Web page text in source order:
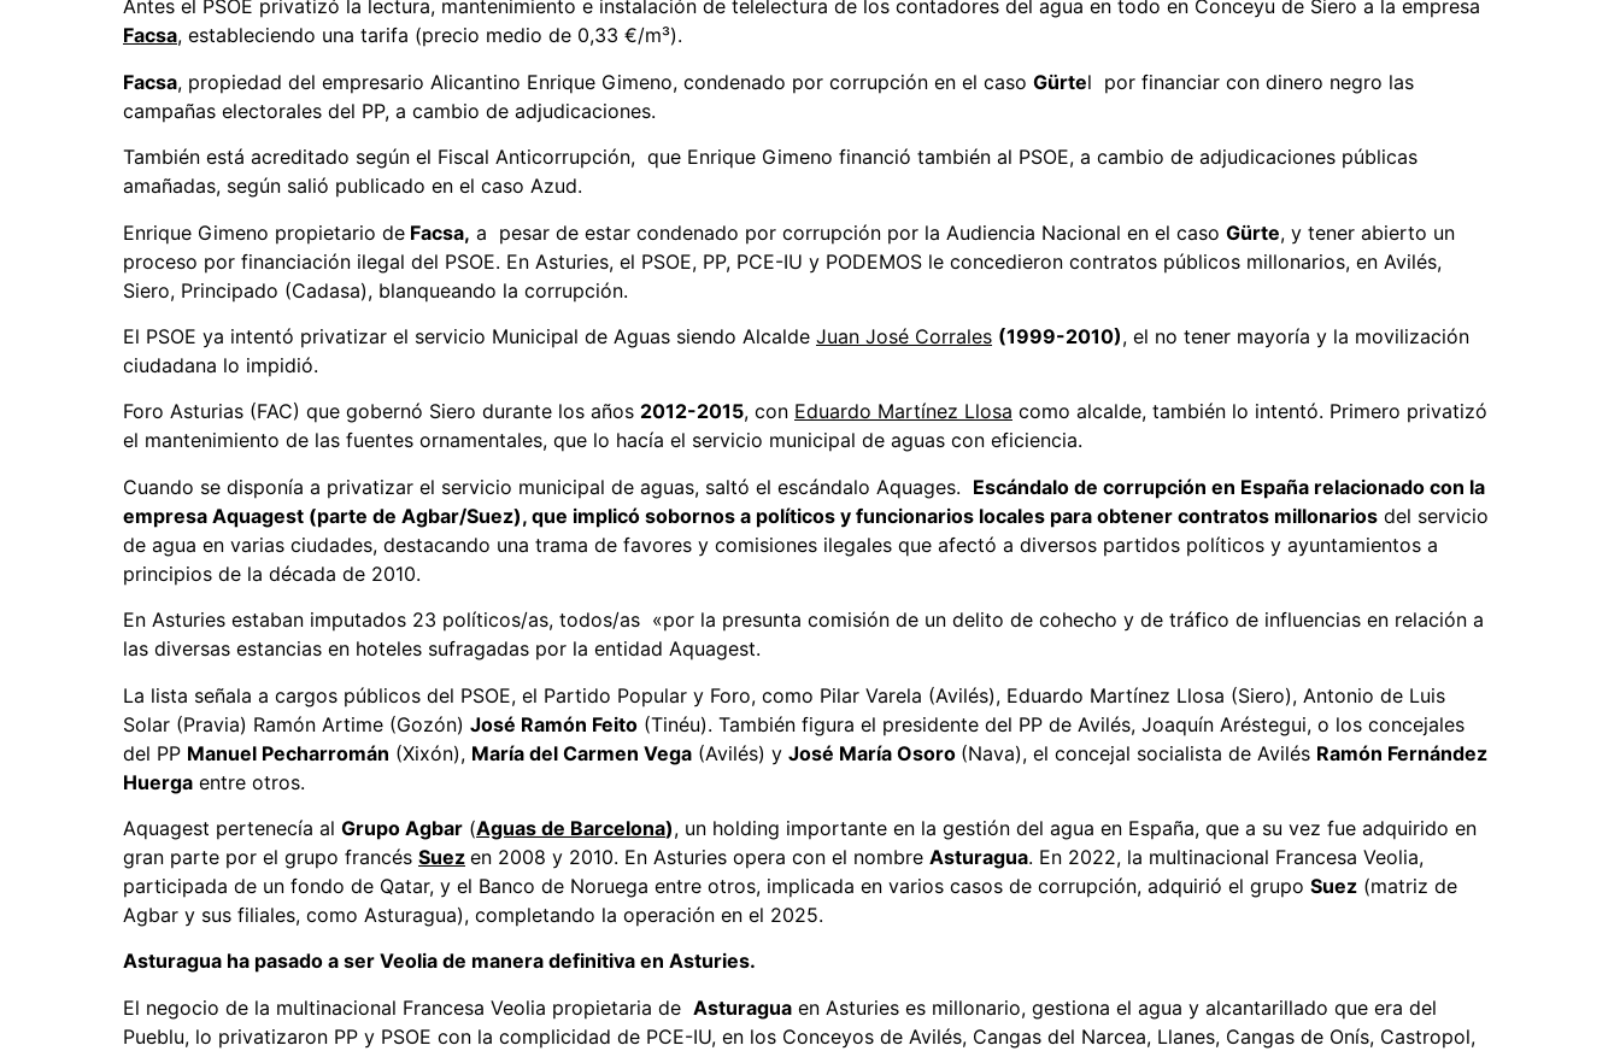
Antes el PSOE privatizó la lectura, mantenimiento e instalación de telelectura de los contadores del agua en todo en Conceyu de Siero a la empresa
Facsa, estableciendo una tarifa (precio medio de 0,33 €/m³).
Facsa, propiedad del empresario Alicantino Enrique Gimeno, condenado por corrupción en el caso Gürtel por financiar con dinero negro las
campañas electorales del PP, a cambio de adjudicaciones.
También está acreditado según el Fiscal Anticorrupción, que Enrique Gimeno financió también al PSOE, a cambio de adjudicaciones públicas
amañadas, según salió publicado en el caso Azud.
Enrique Gimeno propietario de Facsa, a pesar de estar condenado por corrupción por la Audiencia Nacional en el caso Gürte, y tener abierto un
proceso por financiación ilegal del PSOE. En Asturies, el PSOE, PP, PCE-IU y PODEMOS le concedieron contratos públicos millonarios, en Avilés,
Siero, Principado (Cadasa), blanqueando la corrupción.
El PSOE ya intentó privatizar el servicio Municipal de Aguas siendo Alcalde Juan José Corrales (1999-2010), el no tener mayoría y la movilización
ciudadana lo impidió.
Foro Asturias (FAC) que gobernó Siero durante los años 2012-2015, con Eduardo Martínez Llosa como alcalde, también lo intentó. Primero privatizó
el mantenimiento de las fuentes ornamentales, que lo hacía el servicio municipal de aguas con eficiencia.
Cuando se disponía a privatizar el servicio municipal de aguas, saltó el escándalo Aquages. Escándalo de corrupción en España relacionado con la
empresa Aquagest (parte de Agbar/Suez), que implicó sobornos a políticos y funcionarios locales para obtener contratos millonarios del servicio
de agua en varias ciudades, destacando una trama de favores y comisiones ilegales que afectó a diversos partidos políticos y ayuntamientos a
principios de la década de 2010.
En Asturies estaban imputados 23 políticos/as, todos/as «por la presunta comisión de un delito de cohecho y de tráfico de influencias en relación a
las diversas estancias en hoteles sufragadas por la entidad Aquagest.
La lista señala a cargos públicos del PSOE, el Partido Popular y Foro, como Pilar Varela (Avilés), Eduardo Martínez Llosa (Siero), Antonio de Luis
Solar (Pravia) Ramón Artime (Gozón) José Ramón Feito (Tinéu). También figura el presidente del PP de Avilés, Joaquín Aréstegui, o los concejales
del PP Manuel Pecharromán (Xixón), María del Carmen Vega (Avilés) y José María Osoro (Nava), el concejal socialista de Avilés Ramón Fernández
Huerga entre otros.
Aquagest pertenecía al Grupo Agbar (Aguas de Barcelona), un holding importante en la gestión del agua en España, que a su vez fue adquirido en
gran parte por el grupo francés Suez en 2008 y 2010. En Asturies opera con el nombre Asturagua. En 2022, la multinacional Francesa Veolia,
participada de un fondo de Qatar, y el Banco de Noruega entre otros, implicada en varios casos de corrupción, adquirió el grupo Suez (matriz de
Agbar y sus filiales, como Asturagua), completando la operación en el 2025.
Asturagua ha pasado a ser Veolia de manera definitiva en Asturies.
El negocio de la multinacional Francesa Veolia propietaria de Asturagua en Asturies es millonario, gestiona el agua y alcantarillado que era del
Pueblu, lo privatizaron PP y PSOE con la complicidad de PCE-IU, en los Conceyos de Avilés, Cangas del Narcea, Llanes, Cangas de Onís, Castropol,